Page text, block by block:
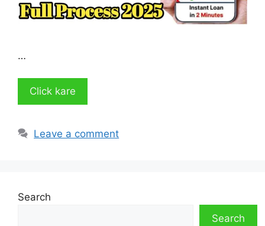
…
Click kare
Leave a comment
Search
Search